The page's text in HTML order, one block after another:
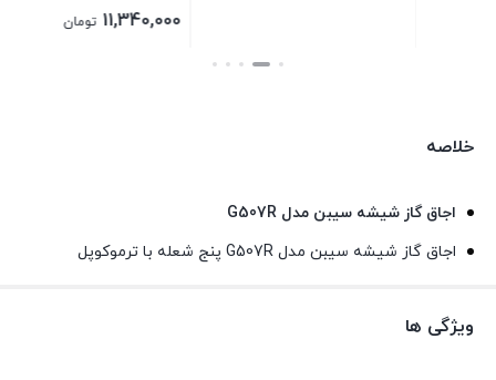
است.خلاصه
اجاق گاز شیشه سیبن مدل G507R
اجاق گاز شیشه سیبن مدل G507R پنج شعله با ترموکوپل
ویژگی ها